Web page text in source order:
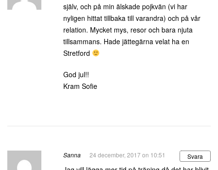
själv, och på min älskade pojkvän (vi har
nyligen hittat tillbaka till varandra) och på vår
relation. Mycket mys, resor och bara njuta
tillsammans. Hade jättegärna velat ha en
Stretford
God jul!!
Kram Sofie
Sanna 24 december, 2017 on 10:51 Svara